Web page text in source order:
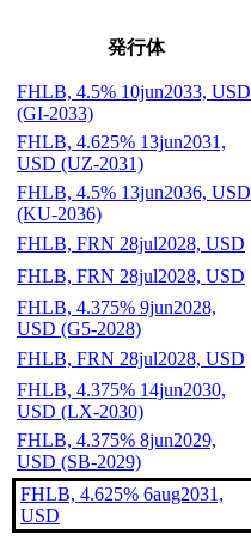
発行体
FHLB, 4.5% 10jun2033, USD
(GI-2033)
FHLB, 4.625% 13jun2031,
USD (UZ-2031)
FHLB, 4.5% 13jun2036, USD
(KU-2036)
FHLB, FRN 28jul2028, USD
FHLB, FRN 28jul2028, USD
FHLB, 4.375% 9jun2028,
USD (G5-2028)
FHLB, FRN 28jul2028, USD
FHLB, 4.375% 14jun2030,
USD (LX-2030)
FHLB, 4.375% 8jun2029,
USD (SB-2029)
FHLB, 4.625% 6aug2031,
USD